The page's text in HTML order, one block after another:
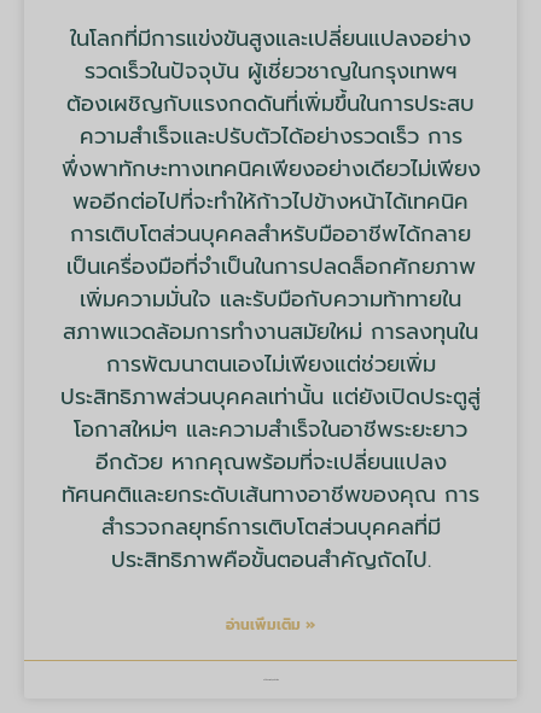
ในโลกที่มีการแข่งขันสูงและเปลี่ยนแปลงอย่าง
รวดเร็วในปัจจุบัน ผู้เชี่ยวชาญในกรุงเทพฯ
ต้องเผชิญกับแรงกดดันที่เพิ่มขึ้นในการประสบ
ความสำเร็จและปรับตัวได้อย่างรวดเร็ว การ
พึ่งพาทักษะทางเทคนิคเพียงอย่างเดียวไม่เพียง
พออีกต่อไปที่จะทำให้ก้าวไปข้างหน้าได้เทคนิค
การเติบโตส่วนบุคคลสำหรับมืออาชีพได้กลาย
เป็นเครื่องมือที่จำเป็นในการปลดล็อกศักยภาพ
เพิ่มความมั่นใจ และรับมือกับความท้าทายใน
สภาพแวดล้อมการทำงานสมัยใหม่ การลงทุนใน
การพัฒนาตนเองไม่เพียงแต่ช่วยเพิ่ม
ประสิทธิภาพส่วนบุคคลเท่านั้น แต่ยังเปิดประตูสู่
โอกาสใหม่ๆ และความสำเร็จในอาชีพระยะยาว
อีกด้วย หากคุณพร้อมที่จะเปลี่ยนแปลง
ทัศนคติและยกระดับเส้นทางอาชีพของคุณ การ
สำรวจกลยุทธ์การเติบโตส่วนบุคคลที่มี
ประสิทธิภาพคือขั้นตอนสำคัญถัดไป.
อ่านเพิ่มเติม »